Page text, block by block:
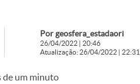
Por geosfera_estadaori
26/04/2022 | 20:46
Atualização: 26/04/2022 | 22:31
de um minuto